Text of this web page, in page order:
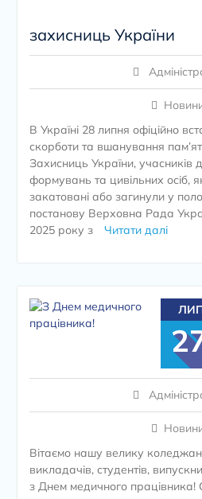
захисниць України
В Україні 28 липня офіційно
скорботи та вшанування
Захисниць України, учасників
формувань та цивільних осіб,
закатовані або загинули у
постанову Верховна Рада
2025 року з
Читати далі
Вітаємо нашу велику
викладачів, студентів,
з Днем медичного працівника!